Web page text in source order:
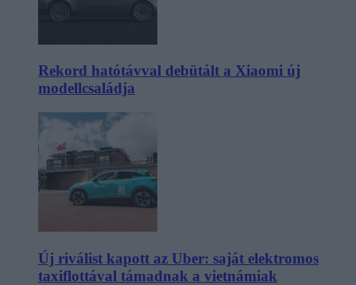
Rekord hatótávval debütált a Xiaomi új
modellcsaládja
Új riválist kapott az Uber: saját elektromos
taxiflottával támadnak a vietnámiak